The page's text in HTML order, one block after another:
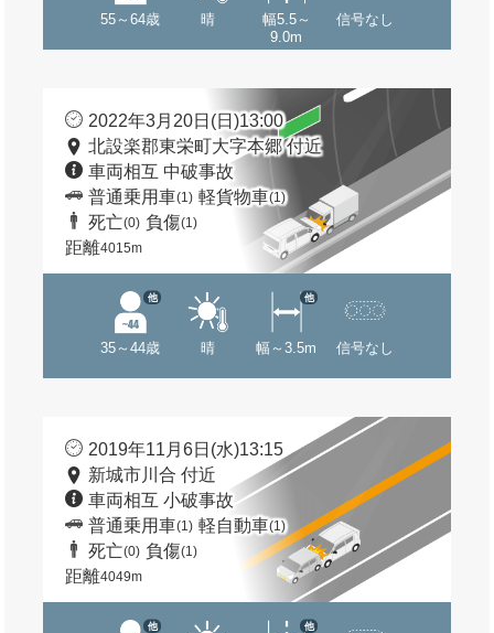
55～64歳 晴
幅5.5～
9.0m
信号なし
2022年3月20日(日)13:00
北設楽郡東栄町大字本郷 付近
車両相互 中破事故
普通乗用車(1) 軽貨物車(1)
死亡(0) 負傷(1)
距離4015m
35～44歳
他
晴 幅～3.5m
他
信号なし
2019年11月6日(水)13:15
新城市川合 付近
車両相互 小破事故
普通乗用車(1) 軽自動車(1)
死亡(0) 負傷(1)
距離4049m
他 他